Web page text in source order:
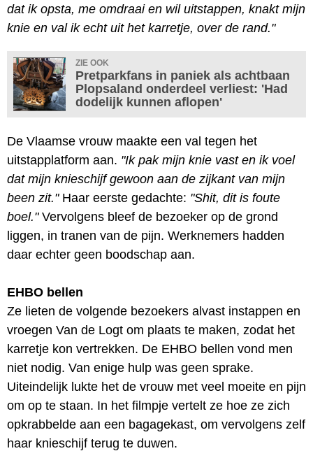
dat ik opsta, me omdraai en wil uitstappen, knakt mijn
knie en val ik echt uit het karretje, over de rand."
ZIE OOK
Pretparkfans in paniek als achtbaan
Plopsaland onderdeel verliest: 'Had
dodelijk kunnen aflopen'
De Vlaamse vrouw maakte een val tegen het
uitstapplatform aan. "Ik pak mijn knie vast en ik voel
dat mijn knieschijf gewoon aan de zijkant van mijn
been zit."Haar eerste gedachte: "Shit, dit is foute
boel."Vervolgens bleef de bezoeker op de grond
liggen, in tranen van de pijn. Werknemers hadden
daar echter geen boodschap aan.
EHBO bellen
Ze lieten de volgende bezoekers alvast instappen en
vroegen Van de Logt om plaats te maken, zodat het
karretje kon vertrekken. De EHBO bellen vond men
niet nodig. Van enige hulp was geen sprake.
Uiteindelijk lukte het de vrouw met veel moeite en pijn
om op te staan. In het filmpje vertelt ze hoe ze zich
opkrabbelde aan een bagagekast, om vervolgens zelf
haar knieschijf terug te duwen.